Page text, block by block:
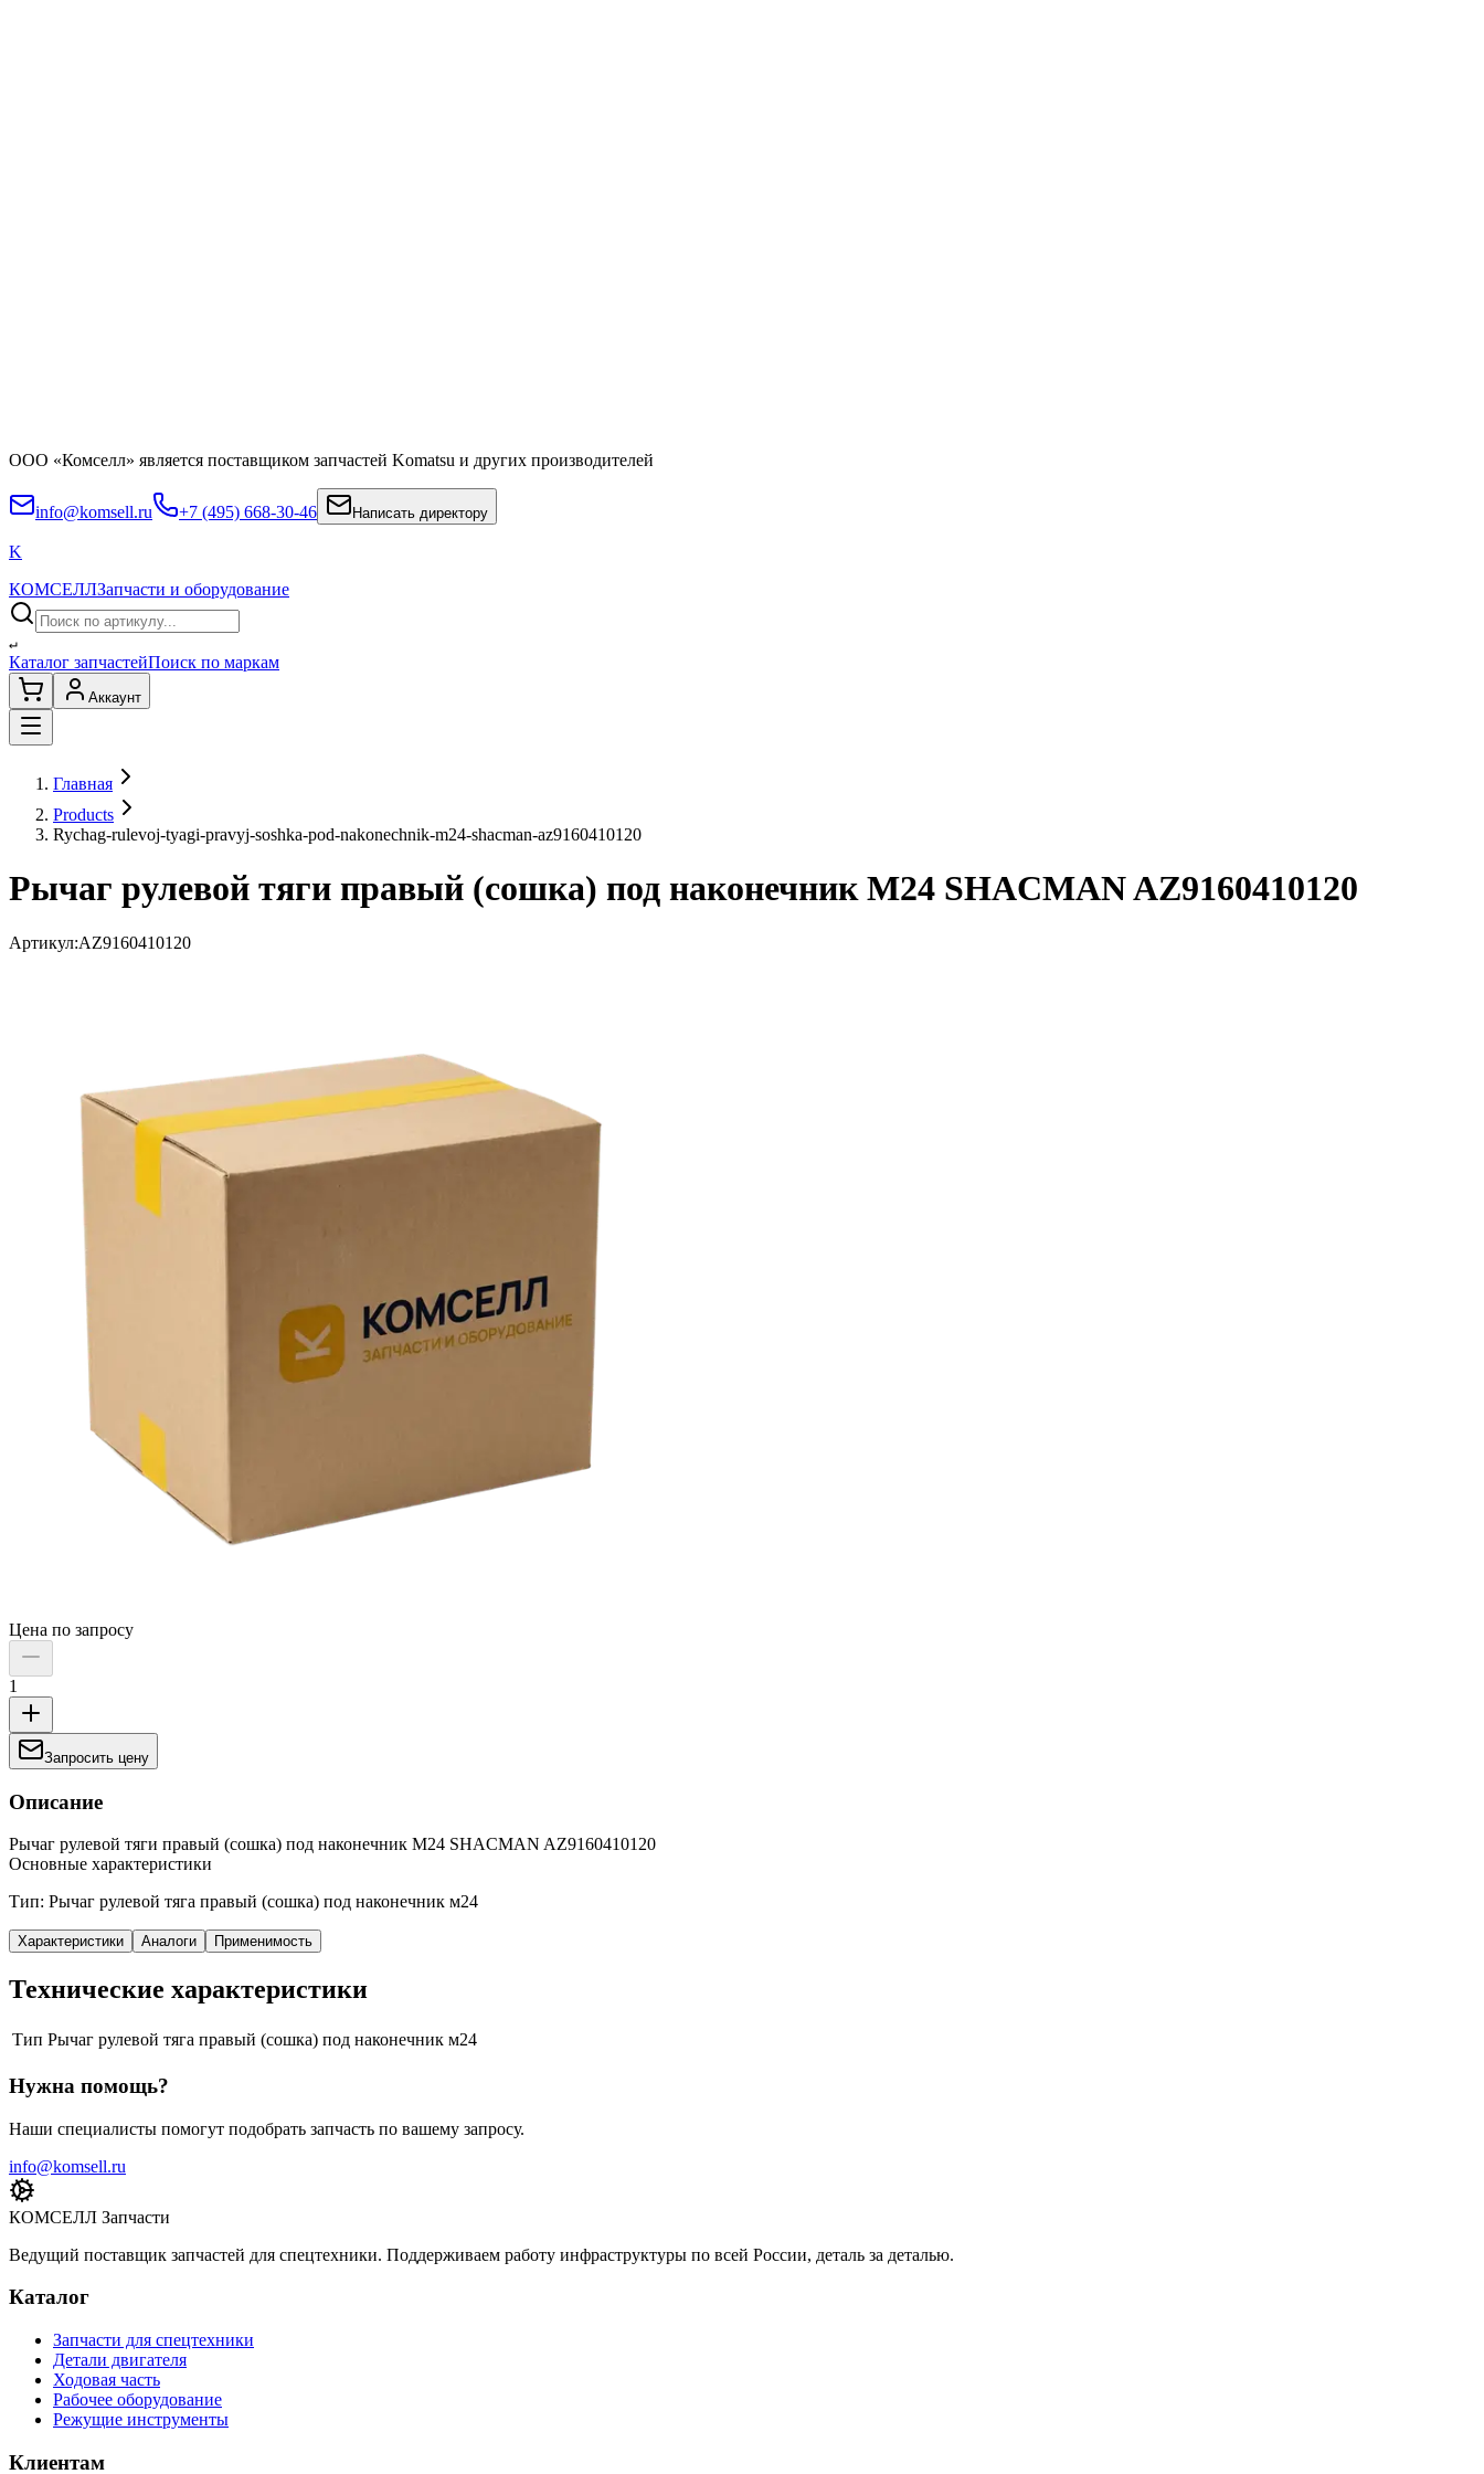
ООО «Комселл» является поставщиком запчастей Komatsu и других производителей
info@komsell.ru +7 (495) 668-30-46 Написать директору
K
КОМСЕЛЛЗапчасти и оборудование
↵
Каталог запчастейПоиск по маркам
Аккаунт
Главная
Products
Rychag-rulevoj-tyagi-pravyj-soshka-pod-nakonechnik-m24-shacman-az9160410120
Рычаг рулевой тяги правый (сошка) под наконечник М24 SHACMAN AZ9160410120
Артикул:AZ9160410120
Цена по запросу
1
Запросить цену
Описание
Рычаг рулевой тяги правый (сошка) под наконечник М24 SHACMAN AZ9160410120
Основные характеристики
Тип: Рычаг рулевой тяга правый (сошка) под наконечник м24
Характеристики Аналоги Применимость
Технические характеристики
Тип Рычаг рулевой тяга правый (сошка) под наконечник м24
Нужна помощь?
Наши специалисты помогут подобрать запчасть по вашему запросу.
info@komsell.ru
КОМСЕЛЛ Запчасти
Ведущий поставщик запчастей для спецтехники. Поддерживаем работу инфраструктуры по всей России, деталь за деталью.
Каталог
Запчасти для спецтехники
Детали двигателя
Ходовая часть
Рабочее оборудование
Режущие инструменты
Клиентам